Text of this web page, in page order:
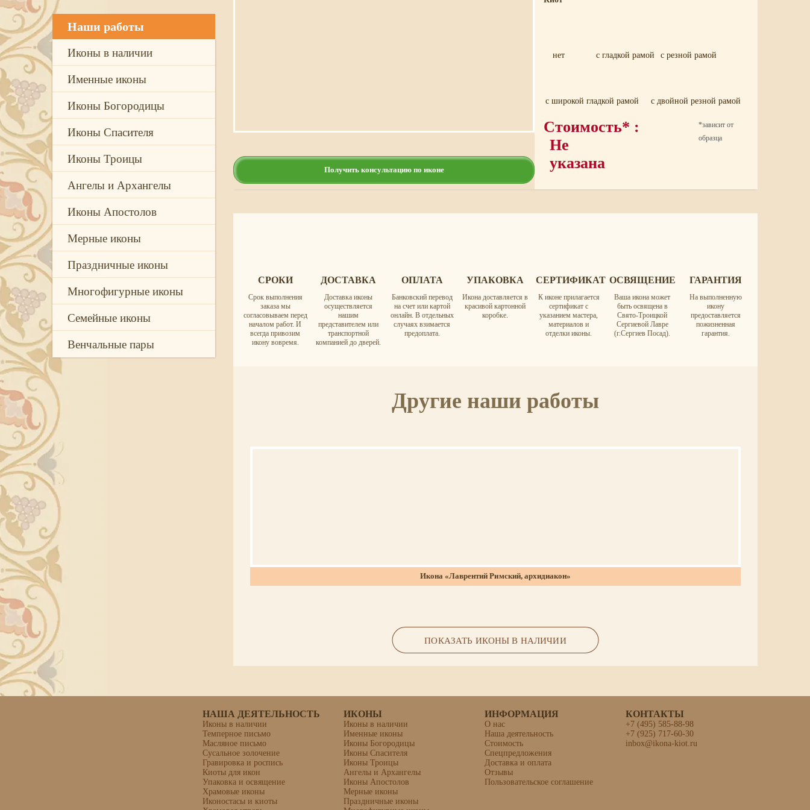
Наши работы
Иконы в наличии
Именные иконы
Иконы Богородицы
Иконы Спасителя
Иконы Троицы
Ангелы и Архангелы
Иконы Апостолов
Мерные иконы
Праздничные иконы
Многофигурные иконы
Семейные иконы
Венчальные пары
Получить консультацию по иконе
нет с гладкой рамой с резной рамой
с широкой гладкой рамой с двойной резной рамой
Стоимость* :
Не
указана
*зависит от
образца
СРОКИ
Срок выполнения
заказа мы
согласовываем перед
началом работ. И
всегда привозим
икону вовремя.
ДОСТАВКА
Доставка иконы
осуществляется
нашим
представителем или
транспортной
компанией до дверей.
ОПЛАТА
Банковский перевод
на счет или картой
онлайн. В отдельных
случаях взимается
предоплата.
УПАКОВКА
Икона доставляется в
красивой картонной
коробке.
СЕРТИФИКАТ
К иконе прилагается
сертификат с
указанием мастера,
материалов и
отделки иконы.
ОСВЯЩЕНИЕ
Ваша икона может
быть освящена в
Свято-Троицкой
Сергиевой Лавре
(г.Сергиев Посад).
ГАРАНТИЯ
На выполненную
икону
предоставляется
пожизненная
гарантия.
Другие наши работы
Икона «Лаврентий Римский, архидиакон»
Икона «Алексий Праведный (Мечев)»
липовая доска, левкас, темпера, золочение
ПОКАЗАТЬ ИКОНЫ В НАЛИЧИИ
НАША ДЕЯТЕЛЬНОСТЬ
Иконы в наличии
Темперное письмо
Масляное письмо
Сусальное золочение
Гравировка и роспись
Киоты для икон
Упаковка и освящение
Храмовые иконы
Иконостасы и киоты
ИКОНЫ
Иконы в наличии
Именные иконы
Иконы Богородицы
Иконы Спасителя
Иконы Троицы
Ангелы и Архангелы
Иконы Апостолов
Мерные иконы
Праздничные иконы
ИНФОРМАЦИЯ
О нас
Наша деятельность
Стоимость
Спецпредложения
Доставка и оплата
Отзывы
Пользовательское соглашение
КОНТАКТЫ
+7 (495) 585-88-98
+7 (925) 717-60-30
inbox@ikona-kiot.ru